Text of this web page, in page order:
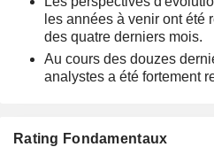
les années à venir ont été
des quatre derniers mois.
Au cours des douzes
analystes a été fortement
Rating Fondamentaux